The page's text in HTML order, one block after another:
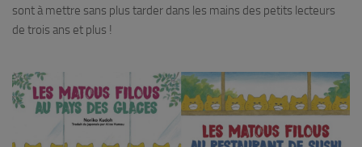
sont à mettre sans plus tarder dans les mains des petits lecteurs
de trois ans et plus !